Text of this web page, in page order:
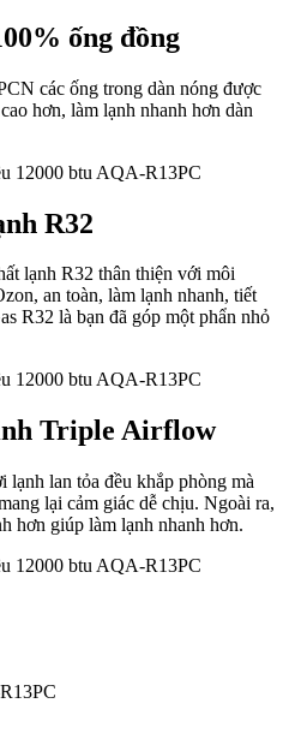
ống đồng
các ống trong dàn nóng được
hơn, làm lạnh nhanh hơn dàn
R32
lạnh R32 thân thiện với môi
an toàn, làm lạnh nhanh, tiết
R32 là bạn đã góp một phẩn nhỏ
Triple Airflow
lan tỏa đều khắp phòng mà
lại cảm giác dễ chịu. Ngoài ra,
hơn giúp làm lạnh nhanh hơn.